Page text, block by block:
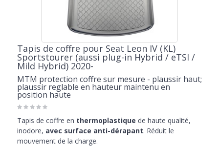
Tapis de coffre pour Seat Leon IV (KL)
Sportstourer (aussi plug-in Hybrid / eTSI /
Mild Hybrid) 2020-
MTM protection coffre sur mesure - plaussir haut;
plaussir reglable en hauteur maintenu en
position haute
Tapis de coffre en thermoplastique de haute qualité,
inodore, avec surface anti-dérapant. Réduit le
mouvement de la charge.